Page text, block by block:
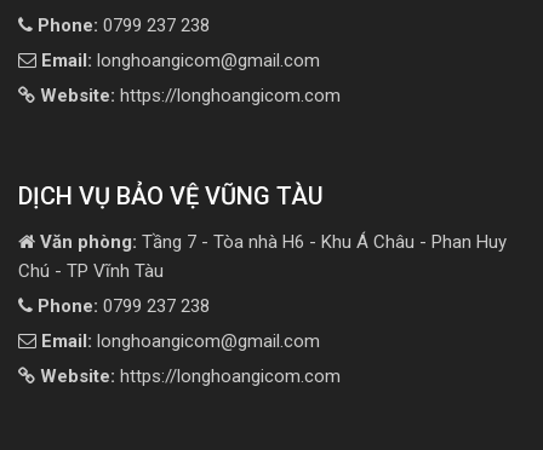
Phone: 0799 237 238
Email: longhoangicom@gmail.com
Website: https://longhoangicom.com
DỊCH VỤ BẢO VỆ VŨNG TÀU
Văn phòng: Tầng 7 - Tòa nhà H6 - Khu Á Châu - Phan Huy
Chú - TP Vĩnh Tàu
Phone: 0799 237 238
Email: longhoangicom@gmail.com
Website: https://longhoangicom.com